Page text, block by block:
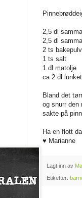
2,5 dl
2,5 dl
2 ts
1 ts salt
1 dl matolje
ca 2 dl
Bland det
og snurr den
sakte på
Ha en flott
♥ Marianne
Lagt inn av
Etiketter: